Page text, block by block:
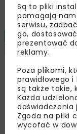
BUDOWNICTWO
WYDARZENIA
Polskiego
Polski
Są to pliki
pomagają
serwisu,
go,
prezentować
reklamy.
Poza plikami,
prawidłowego
są także takie,
Każda
doświadczenia
Zgoda na pliki
wycofać w